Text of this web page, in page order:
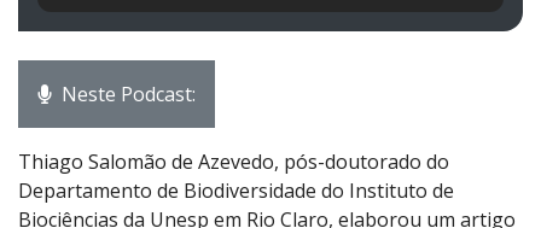
Neste Podcast:
Thiago Salomão de Azevedo, pós-doutorado do
Departamento de Biodiversidade do Instituto de
Biociências da Unesp em Rio Claro, elaborou um artigo